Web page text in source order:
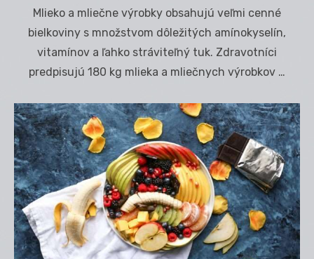
Mlieko a mliečne výrobky obsahujú veľmi cenné
bielkoviny s množstvom dôležitých amínokyselín,
vitamínov a ľahko stráviteľný tuk. Zdravotníci
predpisujú 180 kg mlieka a mliečnych výrobkov …